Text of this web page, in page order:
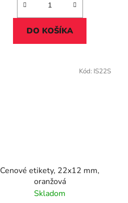
DO KOŠÍKA
Cenové etikety, 22x12 mm,
oranžová
Skladom
Kód: IS22S